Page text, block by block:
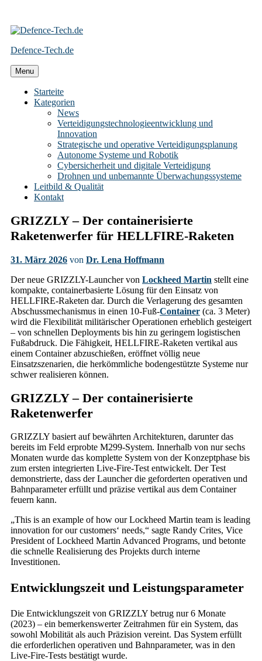
Skip
content
Defence-Tech.de
Menu
Starteite
Kategorien
News
Verteidigungstechnologieentwicklung und
Innovation
Strategische und operative Verteidigungsplanung
Autonome Systeme und Robotik
Cybersicherheit und digitale Verteidigung
Drohnen und unbemannte Überwachungssysteme
Leitbild & Qualität
Kontakt
GRIZZLY – Der containerisierte
Raketenwerfer für HELLFIRE-Raketen
31. März 2026 von Dr. Lena Hoffmann
Der neue GRIZZLY-Launcher von Lockheed Martin stellt eine
kompakte, containerbasierte Lösung für den Einsatz von
HELLFIRE-Raketen dar. Durch die Verlagerung des gesamten
Abschussmechanismus in einen 10-Fuß-Container (ca. 3 Meter)
wird die Flexibilität militärischer Operationen erheblich gesteigert
– von schnellen Deployments bis hin zu geringem logistischen
Fußabdruck. Die Fähigkeit, HELLFIRE-Raketen vertikal aus
einem Container abzuschießen, eröffnet völlig neue
Einsatzszenarien, die herkömmliche bodengestützte Systeme nur
schwer realisieren können.
GRIZZLY – Der containerisierte
Raketenwerfer
GRIZZLY basiert auf bewährten Architekturen, darunter das
bereits im Feld erprobte M299-System. Innerhalb von nur sechs
Monaten wurde das komplette System von der Konzeptphase bis
zum ersten integrierten Live-Fire-Test entwickelt. Der Test
demonstrierte, dass der Launcher die geforderten operativen und
Bahnparameter erfüllt und präzise vertikal aus dem Container
feuern kann.
„This is an example of how our Lockheed Martin team is leading
innovation for our customers‘ needs,“ sagte Randy Crites, Vice
President of Lockheed Martin Advanced Programs, und betonte
die schnelle Realisierung des Projekts durch interne
Investitionen.
Entwicklungszeit und Leistungsparameter
Die Entwicklungszeit von GRIZZLY betrug nur 6 Monate
(2023) – ein bemerkenswerter Zeitrahmen für ein System, das
sowohl Mobilität als auch Präzision vereint. Das System erfüllt
die erforderlichen operativen und Bahnparameter, was in den
Live-Fire-Tests bestätigt wurde.